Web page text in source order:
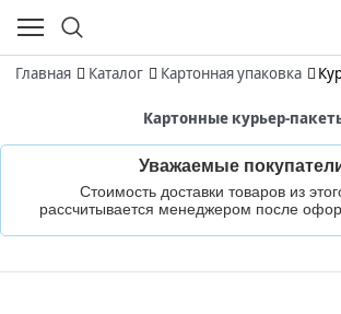
Главная Каталог Картонная упаковка
Картонные курьер-
Уважаемые
Стоимость доставки товаров из
рассчитывается менеджером после